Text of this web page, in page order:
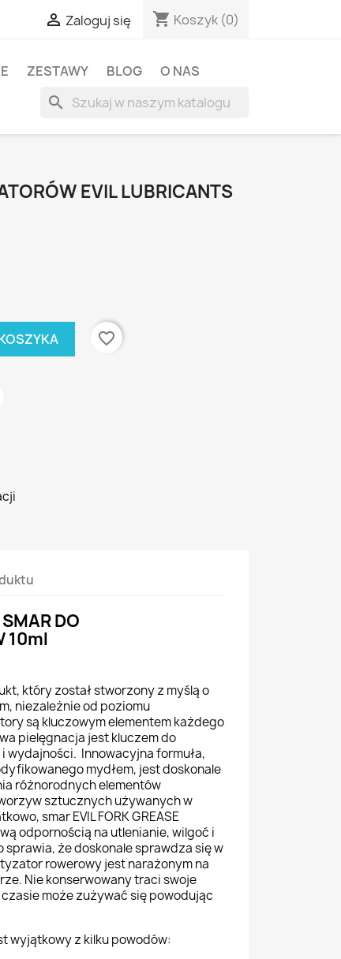
 Zaloguj się shopping_cart Koszyk (0)
ZESTAWY BLOG O NAS
search
EVIL LUBRICANTS
favorite_border
DO
10ml
który został stworzony z myślą o
niezależnie od poziomu
są kluczowym elementem każdego
pielęgnacja jest kluczem do
wydajności. Innowacyjna formuła,
mydłem, jest doskonale
różnorodnych elementów
sztucznych używanych w
smar EVIL FORK GREASE
odpornością na utlenianie, wilgoć i
że doskonale sprawdza się w
rowerowy jest narażonym na
Nie konserwowany traci swoje
może zużywać się powodując
wyjątkowy z kilku powodów: